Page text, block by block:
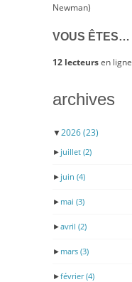
Newman)
VOUS ÊTES…
12 lecteursen ligne
archives
▼2026(23)
► juillet (2)
► juin (4)
► mai (3)
►avril (2)
► mars (3)
►février(4)